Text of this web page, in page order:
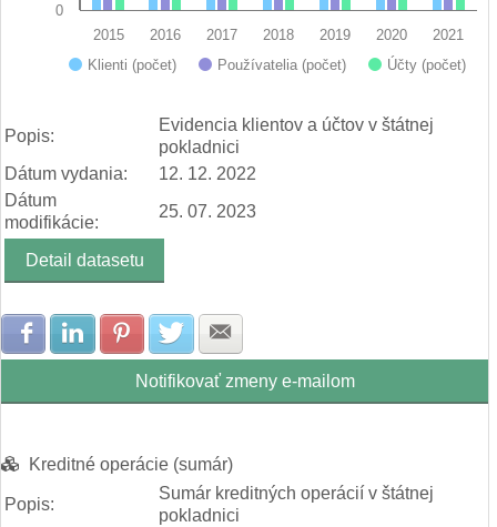
Klienti (počet) Používatelia (počet) Účty (počet)
2015 2016 2017 2018 2019 2020 2021
0
Popis:
Evidencia klientov a účtov v štátnej
pokladnici
Dátum vydania:
12. 12. 2022
Dátum
modifikácie:
25. 07. 2023
Detail datasetu
Zdielať na Facebook
Zdielať na LinkedIn
Zdielať na Pinterest
Zdielať na Twitter
Notifikovať zmeny e-mailom
Kreditné operácie (sumár)
Popis:
Sumár kreditných operácií v štátnej
pokladnici